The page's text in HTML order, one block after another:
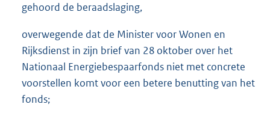
gehoord de beraadslaging,
overwegende dat de Minister voor Wonen en
Rijksdienst in zijn brief van 28 oktober over het
Nationaal Energiebespaarfonds niet met concrete
voorstellen komt voor een betere benutting van het
fonds;